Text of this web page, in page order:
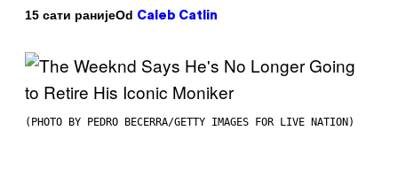
15 сати ранијеOd Caleb Catlin
(PHOTO BY PEDRO BECERRA/GETTY IMAGES FOR LIVE NATION)